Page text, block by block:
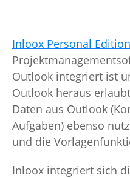
Inloox Personal Edition
Outlook integriert ist
Outlook heraus
Daten aus Outlook
Aufgaben) ebenso
und die
Inloox integriert sich